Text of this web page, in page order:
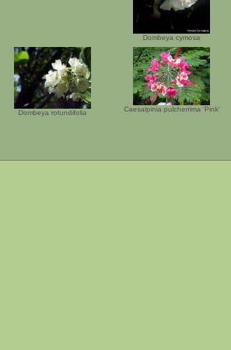
Dombeya cymosa
Dombeya rotundifolia Caesalpinia pulcherrima 'Pink'